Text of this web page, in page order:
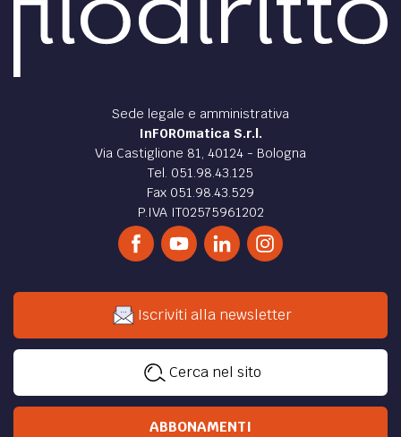
Sede legale e amministrativa
InFOROmatica S.r.l.
Via Castiglione 81, 40124 - Bologna
Tel. 051.98.43.125
Fax 051.98.43.529
P.IVA IT02575961202
Iscriviti alla newsletter
Cerca nel sito
ABBONAMENTI